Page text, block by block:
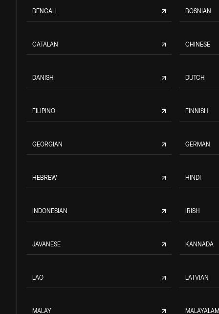
BENGALI BOSNIAN
CATALAN CHINESE
DANISH DUTCH
FILIPINO FINNISH
GEORGIAN GERMAN
HEBREW HINDI
INDONESIAN IRISH
JAVANESE KANNADA
LAO LATVIAN
MALAY MALAYALAM